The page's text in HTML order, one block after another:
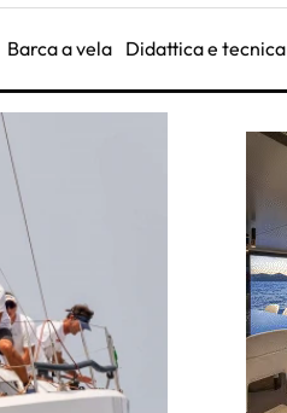
Barca a vela Didattica e tecnica